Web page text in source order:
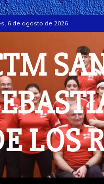
6 de agosto de 2026
LOS